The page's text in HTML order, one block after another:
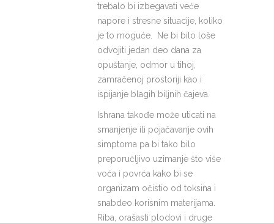
trebalo bi izbegavati veće
napore i stresne situacije, koliko
je to moguće. Ne bi bilo loše
odvojiti jedan deo dana za
opuštanje, odmor u tihoj,
zamračenoj prostoriji kao i
ispijanje blagih biljnih čajeva.
Ishrana takođe može uticati na
smanjenje ili pojačavanje ovih
simptoma pa bi tako bilo
preporučljivo uzimanje što više
voća i povrća kako bi se
organizam očistio od toksina i
snabdeo korisnim materijama.
Riba, orašasti plodovi i druge